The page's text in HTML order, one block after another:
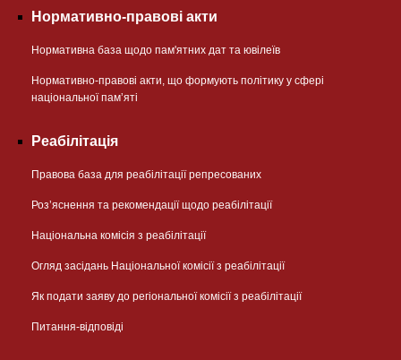
Нормативно-правові акти
Нормативна база щодо пам'ятних дат та ювілеїв
Нормативно-правові акти, що формують політику у сфері
національної памʼяті
Реабілітація
Правова база для реабілітації репресованих
Розʼяснення та рекомендації щодо реабілітації
Національна комісія з реабілітації
Огляд засідань Національної комісії з реабілітації
Як подати заяву до регіональної комісії з реабілітації
Питання-відповіді